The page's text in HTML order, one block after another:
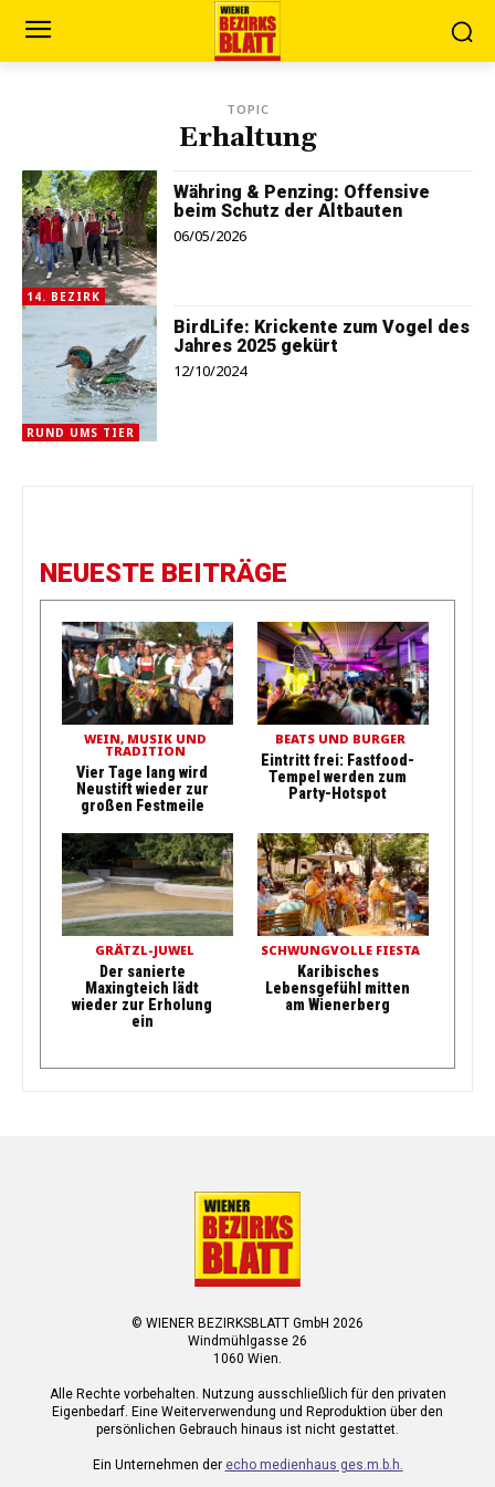
TOPIC
Erhaltung
14. BEZIRK
Währing & Penzing: Offensive
beim Schutz der Altbauten
06/05/2026
RUND UMS TIER
BirdLife: Krickente zum Vogel des
Jahres 2025 gekürt
12/10/2024
NEUESTE BEITRÄGE
WEIN, MUSIK UND
TRADITION
Vier Tage lang wird
Neustift wieder zur
großen Festmeile
BEATS UND BURGER
Eintritt frei: Fastfood-
Tempel werden zum
Party-Hotspot
GRÄTZL-JUWEL
Der sanierte
Maxingteich lädt
wieder zur Erholung
ein
SCHWUNGVOLLE FIESTA
Karibisches
Lebensgefühl mitten
am Wienerberg
© WIENER BEZIRKSBLATT GmbH 2026
Windmühlgasse 26
1060 Wien.
Alle Rechte vorbehalten. Nutzung ausschließlich für den privaten
Eigenbedarf. Eine Weiterverwendung und Reproduktion über den
persönlichen Gebrauch hinaus ist nicht gestattet.
Ein Unternehmen der echo medienhaus ges.m.b.h.